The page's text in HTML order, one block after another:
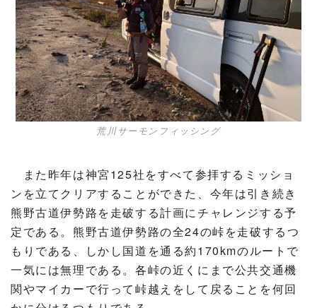
荒川サーモンフィッシング
また昨年は神宮125社をすべて参拝するミッショ
ンを立てクリアすることができた、今年は引き続き
熊野古道伊勢路を走破する計画にチャレンジする予
定である。熊野古道伊勢路の全24の峠を走破するつ
もりである、しかし国道を通る約170kmのルートで
一気には無理である。各峠の近くにまで公共交通機
関やマイカーで行って峠越えをして戻ることを何回